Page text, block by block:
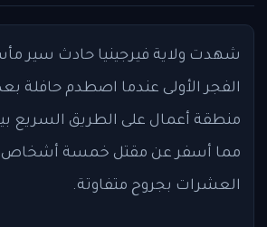
شهدت ولاية فيرجينيا حادث سير
الفجر الأولى عندما اصطدم حافلة
مما أسفر عن مقتل خمسة أشخاص
العشرات بجروح متفاوتة.